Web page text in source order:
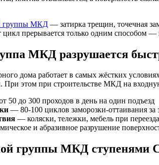
группы МКД — затирка трещин, точечная
цикл прерывается только одним способом
МКД разрушается
дома работает в самых жёстких
При этом при строительстве МКД на
50 до 300 проходов в день на один подъезд
— 80-100 циклов заморозки-оттаивания за
— коляски, тележки, мебель при
и абразивное разрушение
группы МКД ступенями